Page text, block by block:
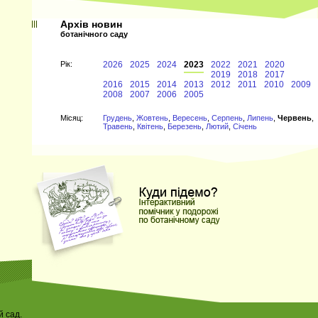
Архів новин
ботанічного саду
Рiк: 2026 2025 2024 2023 2022 2021
2020
2019
2018
2017
2016
2015 2014 2013 2012 2011 2010
2009
2008
2007 2006 2005
Мiсяц: Грудень Жовтень Вересень Серпень Липень Червень
Травень Квітень Березень Лютий Січень
сад.